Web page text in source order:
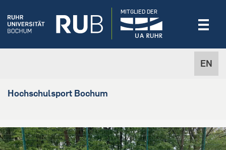
EN
MITGLIED DER
Hochschulsport Bochum